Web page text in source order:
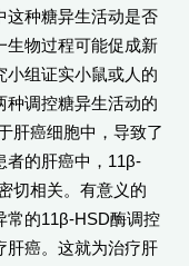
这种糖异生活动是否
生物过程可能促成新
小组证实小鼠或人的
种调控糖异生活动的
肝癌细胞中，导致了
者的肝癌中，11β-
切相关。有意义的
常的11β-HSD酶调控
肝癌。这就为治疗肝